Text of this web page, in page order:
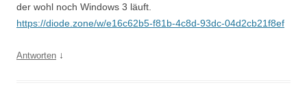
der wohl noch Windows 3 läuft.
https://diode.zone/w/e16c62b5-f81b-4c8d-93dc-04d2cb21f8ef
Antworten ↓